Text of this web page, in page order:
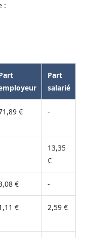
:
Part
salarié
€ -
13,35
€
€ -
€ 2,59 €